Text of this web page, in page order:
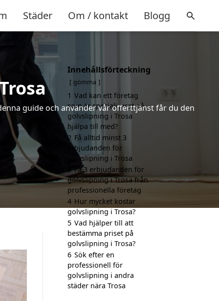
Städer Om / kontakt Blogg
guide och använder vår offerttjänst får du den
Innehållsförteckning
gömma
1 Vad kan ett företag
som är specialiserat på
golvslipning i Trosa
hjälpa till med?
2 Få alltid minst 3
erbjudanden för
golvslipning i Trosa
3 Få 3 erbjudanden för
golvslipning i Trosa från
professionella företag
4 Hur mycket kostar
golvslipning i Trosa?
5 Vad hjälper till att
bestämma priset på
golvslipning i Trosa?
6 Sök efter en
professionell för
golvslipning i andra
städer nära Trosa